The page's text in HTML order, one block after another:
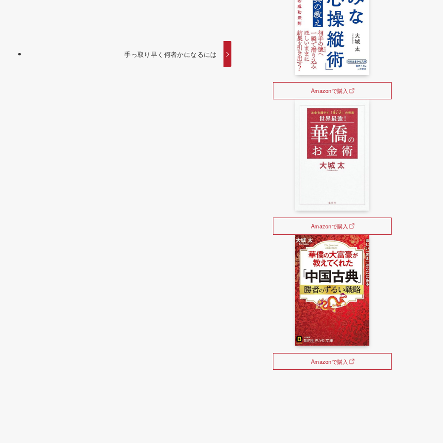
手っ取り早く何者かになるには
Amazonで購入
Amazonで購入
Amazonで購入